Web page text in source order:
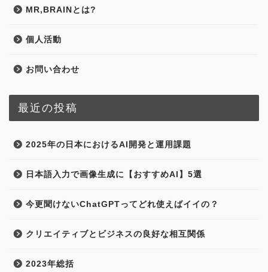
MR,BRAINとは?
個人活動
お問い合わせ
最近の投稿
2025年の日本におけるAI開発と運用課題
日本語入力で画像生成に【おすすめAI】5選
今更聞けないChatGPTってどれ使えばイイの？
クリエイティブとビジネスの良好な相互関係
2023年総括